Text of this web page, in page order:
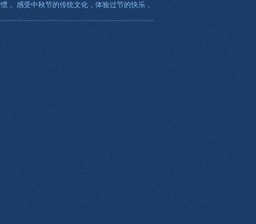
惯， 感受中秋节的传统文化，体验过节的快乐，